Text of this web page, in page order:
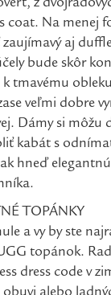
z
coat. Na menej
aj
bude skôr
tmavému
veľmi dobre
Dámy si môžu
kabát s
hneď
TOPÁNKY
a vy by ste
topánok.
dress code v